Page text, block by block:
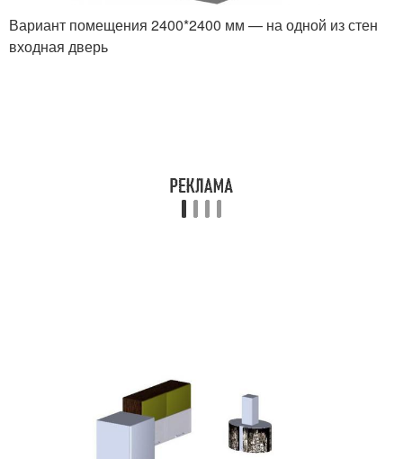
Вариант помещения 2400*2400 мм — на одной из стен
входная дверь